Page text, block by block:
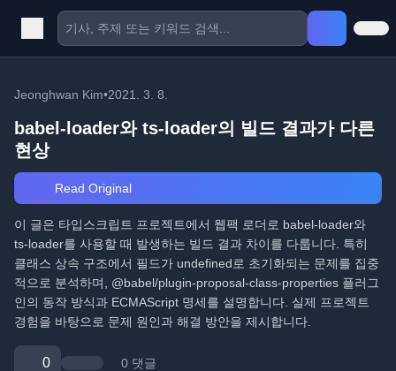
Jeonghwan Kim•2021. 3. 8.
babel-loader와 ts-loader의 빌드 결과가 다른
현상
Read Original
이 글은 타입스크립트 프로젝트에서 웹팩 로더로 babel-loader와
ts-loader를 사용할 때 발생하는 빌드 결과 차이를 다룹니다. 특히
클래스 상속 구조에서 필드가 undefined로 초기화되는 문제를 집중
적으로 분석하며, @babel/plugin-proposal-class-properties 플러그
인의 동작 방식과 ECMAScript 명세를 설명합니다. 실제 프로젝트
경험을 바탕으로 문제 원인과 해결 방안을 제시합니다.
0 0 댓글